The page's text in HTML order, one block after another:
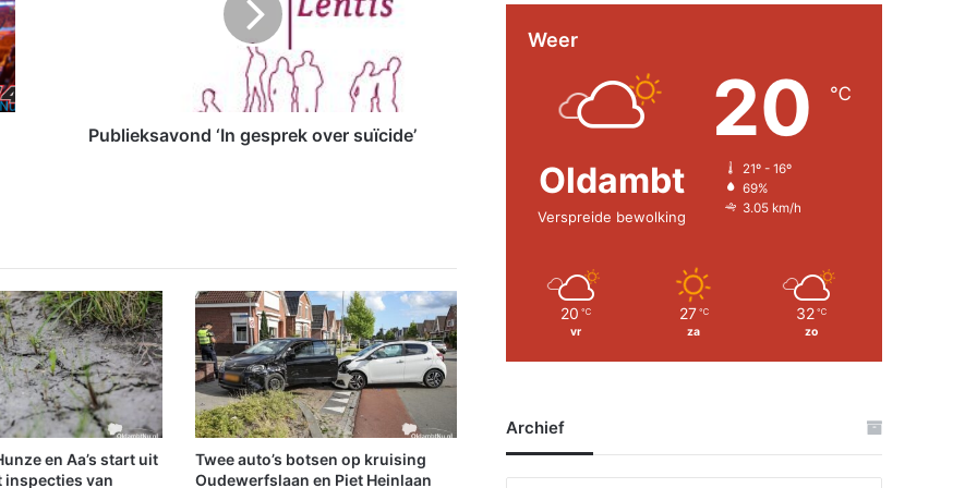
n
g
e
s
p
r
e
k
o
v
Publieksavond ‘In gesprek over suïcide’
en Aa’s start uit
van
Twee auto’s botsen op kruising
Oudewerfslaan en Piet Heinlaan
Weer
Oldambt
Verspreide bewolking
20 ℃
21º - 16º
69%
3.05 km/h
20 ℃
vr
27 ℃
za
32 ℃
zo
Archief